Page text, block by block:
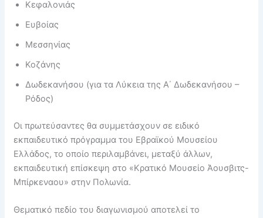
Κεφαλονιάς
Ευβοίας
Μεσσηνίας
Κοζάνης
Δωδεκανήσου (για τα Λύκεια της Α΄ Δωδεκανήσου –
Ρόδος)
Οι πρωτεύσαντες θα συμμετάσχουν σε ειδικό
εκπαιδευτικό πρόγραμμα του Εβραϊκού Μουσείου
Ελλάδος, το οποίο περιλαμβάνει, μεταξύ άλλων,
εκπαιδευτική επίσκεψη στο «Κρατικό Μουσείο Άουσβιτς-
Μπίρκεναου» στην Πολωνία.
Θεματικό πεδίο του διαγωνισμού αποτελεί το